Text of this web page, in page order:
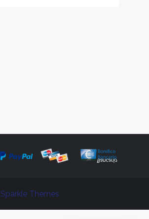
Sparkle Themes